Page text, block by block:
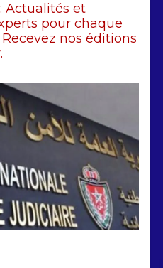
Actualités et
pour chaque
nos éditions